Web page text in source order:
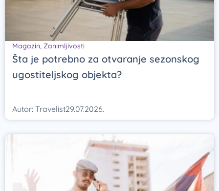
Magazin, Zanimljivosti
Šta je potrebno za otvaranje sezonskog
ugostiteljskog objekta?
Autor: Travelist29.07.2026.